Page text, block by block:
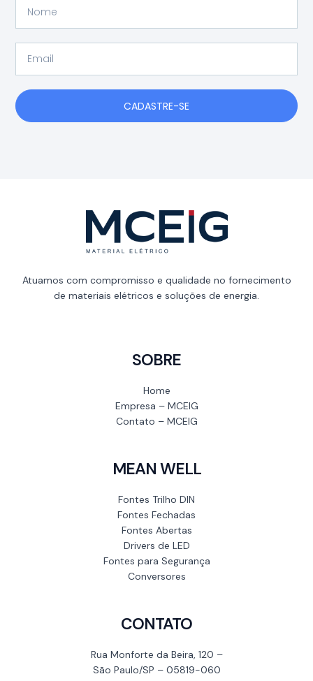
CADASTRE-SE
Atuamos com compromisso e qualidade no fornecimento
de materiais elétricos e soluções de energia.
SOBRE
Home
Empresa – MCEIG
Contato – MCEIG
MEAN WELL
Fontes Trilho DIN
Fontes Fechadas
Fontes Abertas
Drivers de LED
Fontes para Segurança
Conversores
CONTATO
Rua Monforte da Beira, 120 –
São Paulo/SP – 05819-060